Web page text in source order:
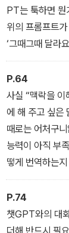
이 책은 기본적
있는 사람들이
요한 인공지능
보고서든 보도
까다롭지만, 조
을 수 있을 것이
복하지 않기를,
일 수 있기를 기
PT는 툭하면 뭔
위의 프롬프트
‘그때그때 달라
내용을 유지하
하더라도 자기
P.64
사실 “맥락을 이
에 해 주고 싶은
때로는 어처구
능력이 아직 부
떻게 번역하는
P.74
챗GPT와의 대
더해 반드시 필